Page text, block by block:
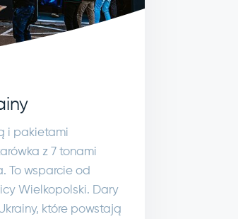
i pakietami
z 7 tonami
To wsparcie od
Wielkopolski. Dary
które powstają